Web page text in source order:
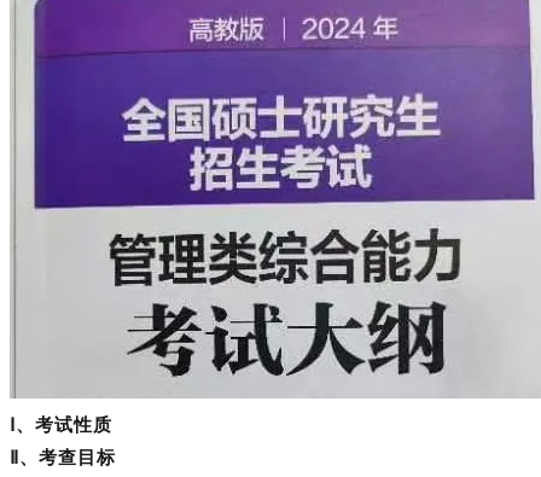
Ⅰ、考试性质
Ⅱ、考查目标